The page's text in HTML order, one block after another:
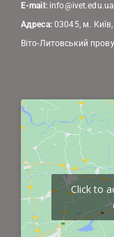
E-mail: info@ivet.edu.ua
Адреса:03045, м. Київ,
Віто-Литовський
Click to